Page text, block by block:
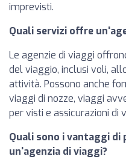
imprevisti.
Quali servizi offre
Le agenzie di viaggi
del viaggio, inclusi voli,
attività. Possono anche
viaggi di nozze, viaggi
per visti e assicurazioni di
Quali sono i vantaggi
un'agenzia di viaggi?